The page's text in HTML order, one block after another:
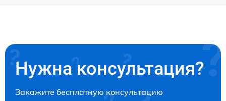
Нужна консультация?
Закажите бесплатную консультацию